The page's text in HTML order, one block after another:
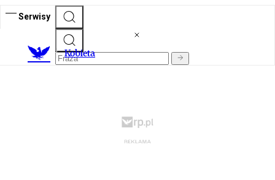
Serwisy
Kobieta